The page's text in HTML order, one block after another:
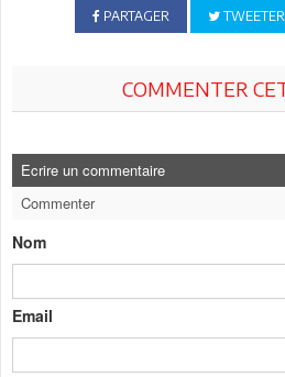
PARTAGER TWEETER
COMMENTER
Ecrire un commentaire
Commenter
Nom
Email